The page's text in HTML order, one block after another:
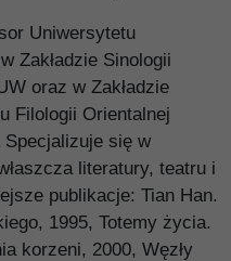
Uniwersytetu
Zakładzie Sinologii
oraz w Zakładzie
Filologii Orientalnej
się w
literatury, teatru i
publikacje: Tian Han.
1995, Totemy życia.
korzeni, 2000, Węzły